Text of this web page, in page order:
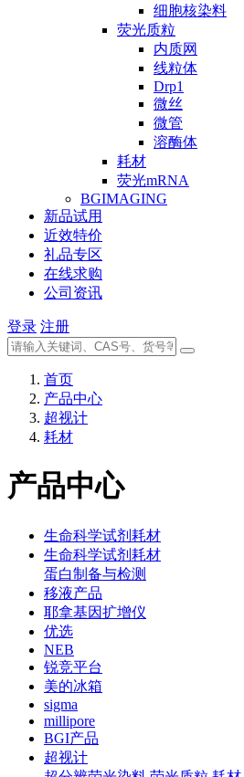
细胞核染料
荧光质粒
内质网
线粒体
Drp1
微丝
微管
溶酶体
耗材
荧光mRNA
BGIMAGING
新品试用
近效特价
礼品专区
在线求购
公司资讯
登录 注册
首页
产品中心
超视计
耗材
产品中心
生命科学试剂耗材
生命科学试剂耗材
蛋白制备与检测
移液产品
耶拿基因扩增仪
优选
NEB
锐竞平台
美的冰箱
sigma
millipore
BGI产品
超视计